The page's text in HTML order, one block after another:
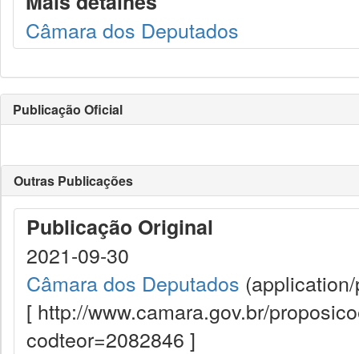
Câmara dos Deputados
Publicação Oficial
Outras Publicações
Publicação Original
2021-09-30
Câmara dos Deputados
[ http://www.camara.gov.br/
codteor=2082846 ]